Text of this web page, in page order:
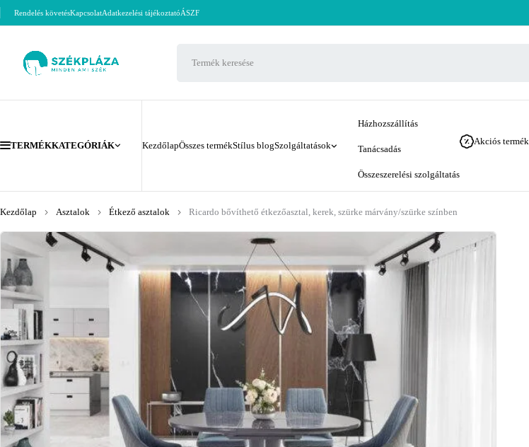
Rendelés követésKapcsolatAdatkezelési tájékoztatóÁSZF
TERMÉKKATEGÓRIÁK KezdőlapÖsszes termékStílus blogSzolgáltatások
Házhozszállítás
Tanácsadás
Összeszerelési szolgáltatás
Akciós
Kezdőlap Asztalok Étkező asztalok Ricardo bővíthető étkezőasztal, kerek, szürke márvány/szürke színben